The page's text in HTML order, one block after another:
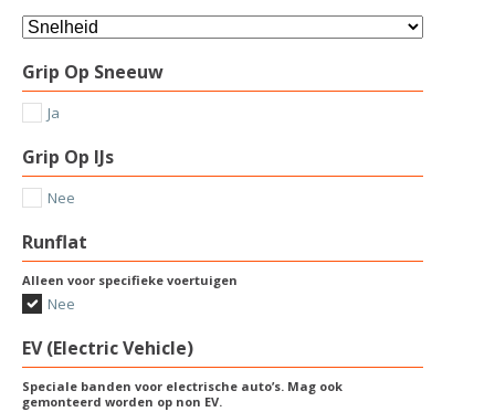
Grip Op Sneeuw
Ja
Grip Op IJs
Nee
Runflat
Alleen voor specifieke voertuigen
Nee
EV (Electric Vehicle)
Speciale banden voor electrische auto’s. Mag ook
gemonteerd worden op non EV.